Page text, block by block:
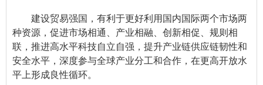
建设贸易强国，有利于更好利用国内国际两个市场两
种资源，促进市场相通、产业相融、创新相促、规则相
联，推进高水平科技自立自强，提升产业链供应链韧性和
安全水平，深度参与全球产业分工和合作，在更高开放水
平上形成良性循环。